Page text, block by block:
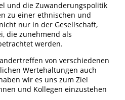
und die Zuwanderungspolitik
zu einer ethnischen und
nur in der Gesellschaft,
die zunehmend als
werden.
von verschiedenen
Wertehaltungen auch
wir es uns zum Ziel
und Kollegen einzustehen